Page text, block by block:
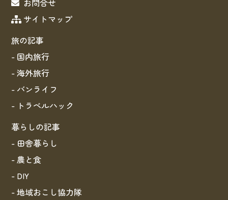
サイトマップ
旅の記事
- 国内旅行
- 海外旅行
- バンライフ
- トラベルハック
暮らしの記事
- 田舎暮らし
- 農と食
- DIY
- 地域おこし協力隊